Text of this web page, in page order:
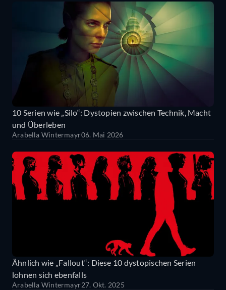
10 Serien wie „Silo“: Dystopien zwischen Technik, Macht
und Überleben
Arabella Wintermayr06. Mai 2026
Ähnlich wie „Fallout“: Diese 10 dystopischen Serien
lohnen sich ebenfalls
Arabella Wintermayr27. Okt. 2025